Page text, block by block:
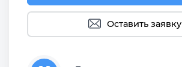
Оставить заявку